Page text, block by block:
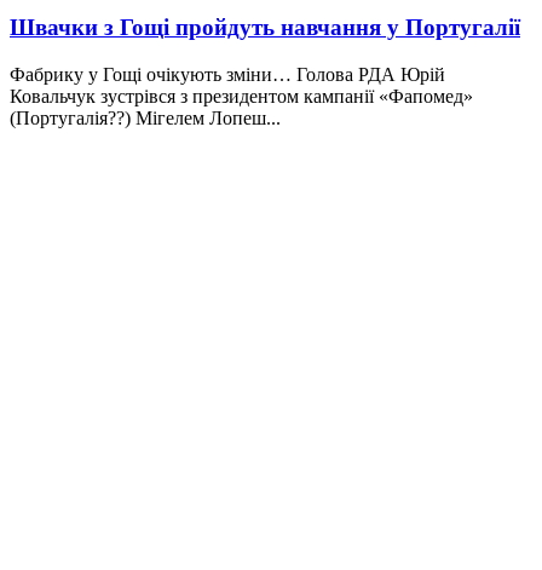
Швачки з Гощі пройдуть навчання у Португалії
Фабрику у Гощі очікують зміни… Голова РДА Юрій
Ковальчук зустрівся з президентом кампанії «Фапомед»
(Португалія??) Мігелем Лопеш...